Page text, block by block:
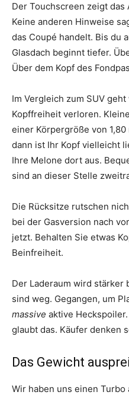
Der Touchscreen zeigt das
Keine anderen Hinweise
das Coupé handelt. Bis du
Glasdach beginnt tiefer.
Über dem Kopf des
Im Vergleich zum SUV
Kopffreiheit verloren.
einer Körpergröße von
dann ist Ihr Kopf vielleicht
Ihre Melone dort aus.
sind an dieser Stelle
Die Rücksitze rutschen
bei der Gasversion nach
jetzt. Behalten Sie etwas
Beinfreiheit.
Der Laderaum wird stärker
sind weg. Gegangen, um
massive aktive
glaubt das. Käufer denken
Das Gewicht
Wir haben uns einen Turbo